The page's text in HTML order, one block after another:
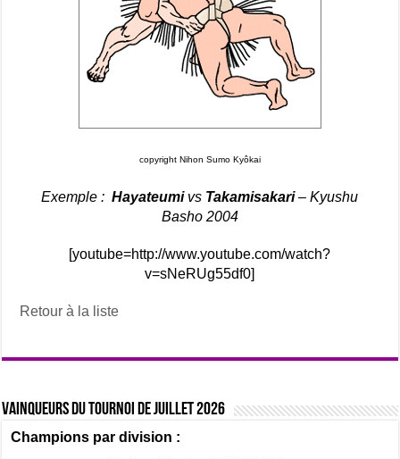
copyright Nihon Sumo Kyôkai
Exemple :Hayateumivs Takamisakari– Kyushu
Basho 2004
[youtube=http://www.youtube.com/watch?
v=sNeRUg55df0]
Retour à la liste
Vainqueurs du tournoi de Juillet 2026
Champions par division :